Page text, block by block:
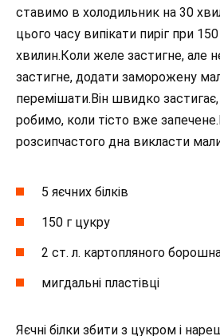
ставимо в холодильник на 30
цього часу випікати пиріг при
хвилин.Коли желе застигне, але
застигне, додати заморожену
перемішати.Він швидко
робимо, коли тісто вже
розсипчастого дна викласти
5 яєчних білків
150 г цукру
2 ст. л. картопляного
мигдальні пластівці
Яєчні білки збити з цукром і